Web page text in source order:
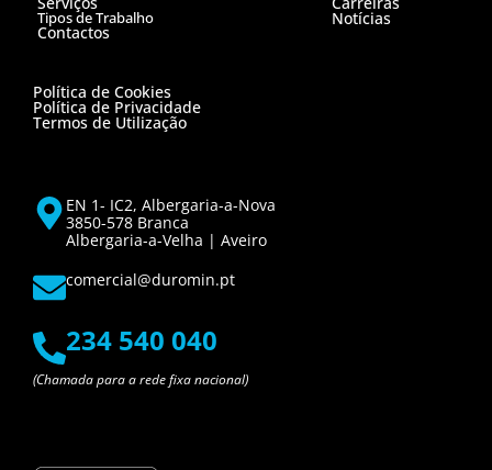
Tipos de Trabalho
Contactos
Notícias
Política de Cookies
Política de Privacidade
Termos de Utilização
EN 1- IC2, Albergaria-a-Nova
3850-578 Branca
Albergaria-a-Velha | Aveiro
comercial@duromin.pt
234 540 040
(Chamada para a rede fixa nacional)